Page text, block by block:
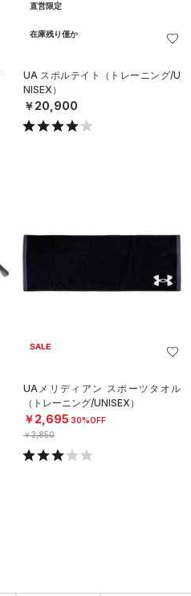
直営限定
在庫残り僅か
UA スポルテイト（トレーニング/U
NISEX）
￥20,900
SALE
UAメリディアン スポーツタオル
（トレーニング/UNISEX）
￥2,695 30%OFF
￥3,850